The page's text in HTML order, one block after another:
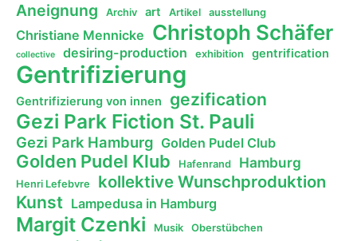
Aneignung Archiv art Artikel ausstellung
Christiane Mennicke Christoph Schäfer
collective desiring-production exhibition gentrification
Gentrifizierung
Gentrifizierung von innen gezification
Gezi Park Fiction St. Pauli
Gezi Park Hamburg Golden Pudel Club
Golden Pudel Klub Hafenrand Hamburg
Henri Lefebvre kollektive Wunschproduktion
Kunst Lampedusa in Hamburg
Margit Czenki Musik Oberstübchen